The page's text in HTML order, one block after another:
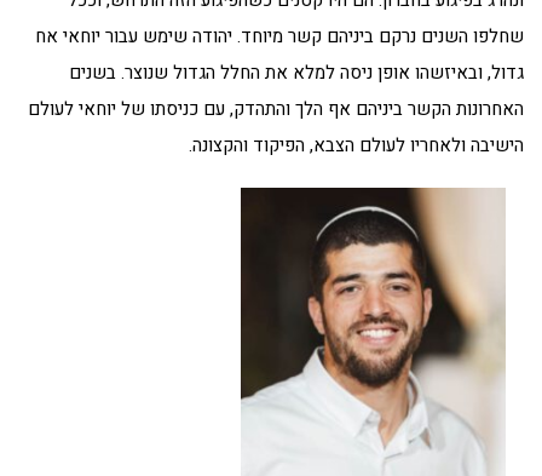
שחלפו השנים נרקם ביניהם קשר מיוחד. יהודה שימש עבור יוחאי אח
גדול, ובאיזשהו אופן ניסה למלא את החלל הגדול שנוצר. בשנים
האחרונות הקשר ביניהם אף הלך והתהדק, עם כניסתו של יוחאי לעולם
הישיבה ולאחריו לעולם הצבא, הפיקוד והקצונה.